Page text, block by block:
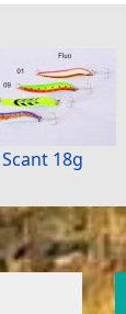
Scant 18g